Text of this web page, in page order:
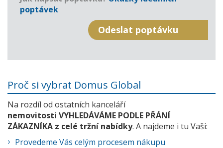
poptávek
Proč si vybrat Domus Global
Na rozdíl od ostatních kanceláří
nemovitosti VYHLEDÁVÁME PODLE PŘÁNÍ
ZÁKAZNÍKA z celé tržní nabídky. A najdeme i tu Vaši:
Provedeme Vás celým procesem nákupu